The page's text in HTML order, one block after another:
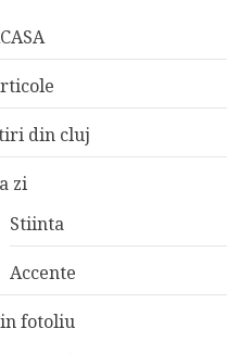
din cluj
zi
Stiinta
Accente
fotoliu